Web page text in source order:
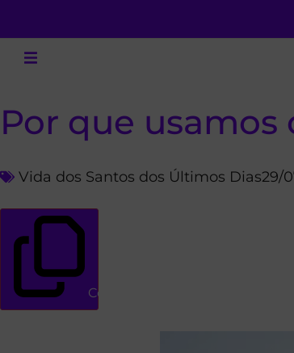
Por que
Vida dos Santos dos Últimos Dias29/
Copiar link